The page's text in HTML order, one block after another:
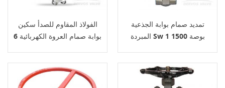
الفولاذ المقاوم للصدأ سكين
بوابة صمام العروة الكهربائية 6
تمديد صمام بوابة الجذعية
المبردة Sw 1 بوصة 1500